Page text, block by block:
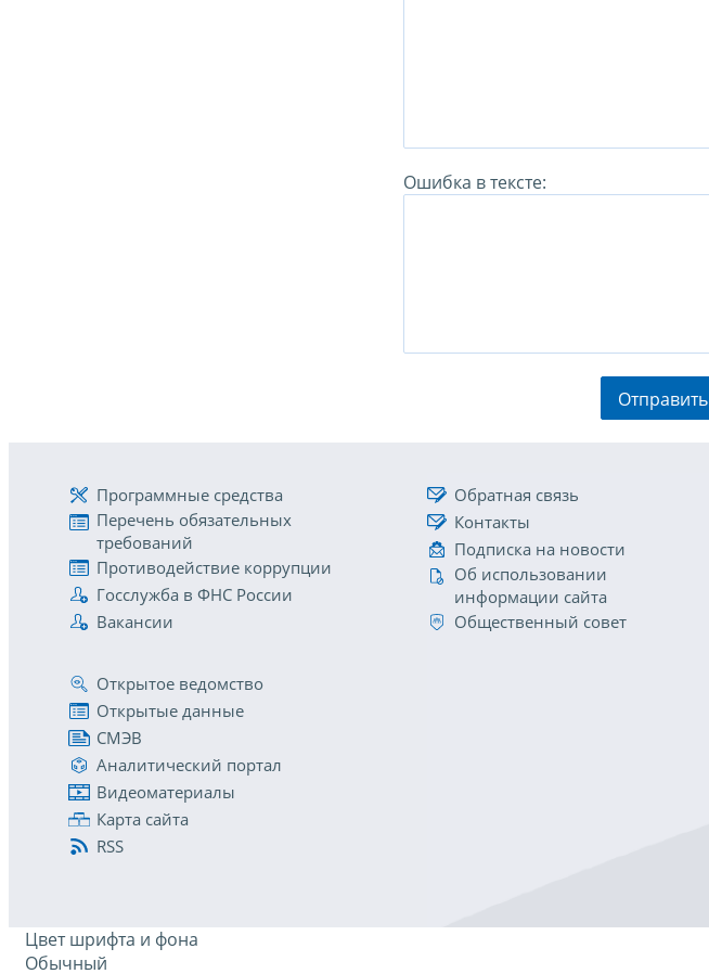
Ошибка в тексте:
Отправить
Программные средства
Перечень обязательных
требований
Противодействие коррупции
Госслужба в ФНС России
Вакансии
Обратная связь
Контакты
Подписка на новости
Об использовании
информации сайта
Общественный совет
Открытое ведомство
Открытые данные
СМЭВ
Аналитический портал
Видеоматериалы
Карта сайта
RSS
Цвет шрифта и фона
Обычный